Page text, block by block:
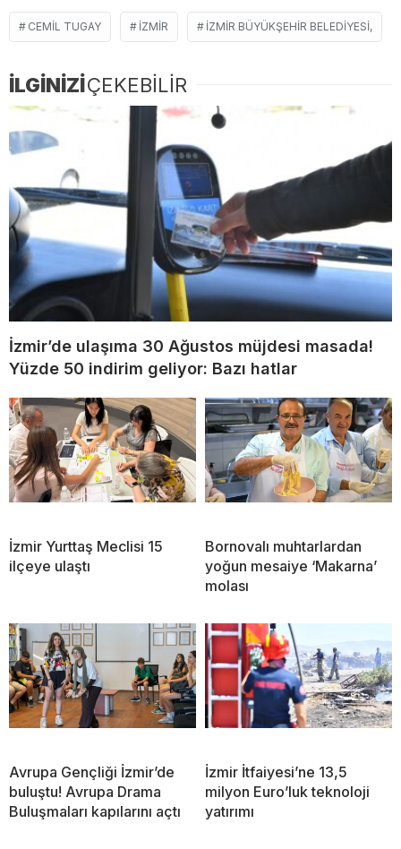
CEMIL TUGAY İZMIR İZMIR BÜYÜKŞEHIR BELEDIYESI,
İLGİNİZİÇEKEBİLİR
İzmir’de ulaşıma 30 Ağustos müjdesi masada!
Yüzde 50 indirim geliyor: Bazı hatlar
İzmir Yurttaş Meclisi 15
ilçeye ulaştı
Bornovalı muhtarlardan
yoğun mesaiye ‘Makarna’
molası
Avrupa Gençliği İzmir’de
buluştu! Avrupa Drama
Buluşmaları kapılarını açtı
İzmir İtfaiyesi’ne 13,5
milyon Euro’luk teknoloji
yatırımı